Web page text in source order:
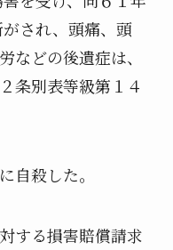
され、頭痛、頭
などの後遺症は、
条別表等級第１４
自殺した。
する損害賠償請求